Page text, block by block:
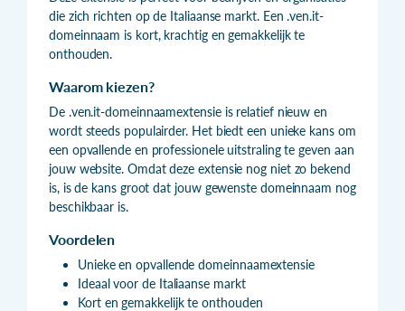
die zich richten op de Italiaanse markt. Een .ven.it-
domeinnaam is kort, krachtig en gemakkelijk te
onthouden.
Waarom kiezen?
De .ven.it-domeinnaamextensie is relatief nieuw en
wordt steeds populairder. Het biedt een unieke kans om
een opvallende en professionele uitstraling te geven aan
jouw website. Omdat deze extensie nog niet zo bekend
is, is de kans groot dat jouw gewenste domeinnaam nog
beschikbaar is.
Voordelen
Unieke en opvallende domeinnaamextensie
Ideaal voor de Italiaanse markt
Kort en gemakkelijk te onthouden